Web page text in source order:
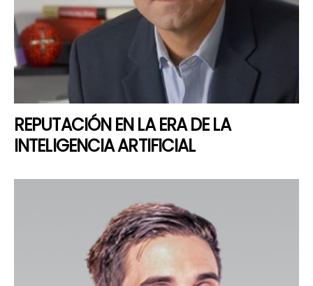
REPUTACIÓN EN LA ERA DE LA
INTELIGENCIA ARTIFICIAL